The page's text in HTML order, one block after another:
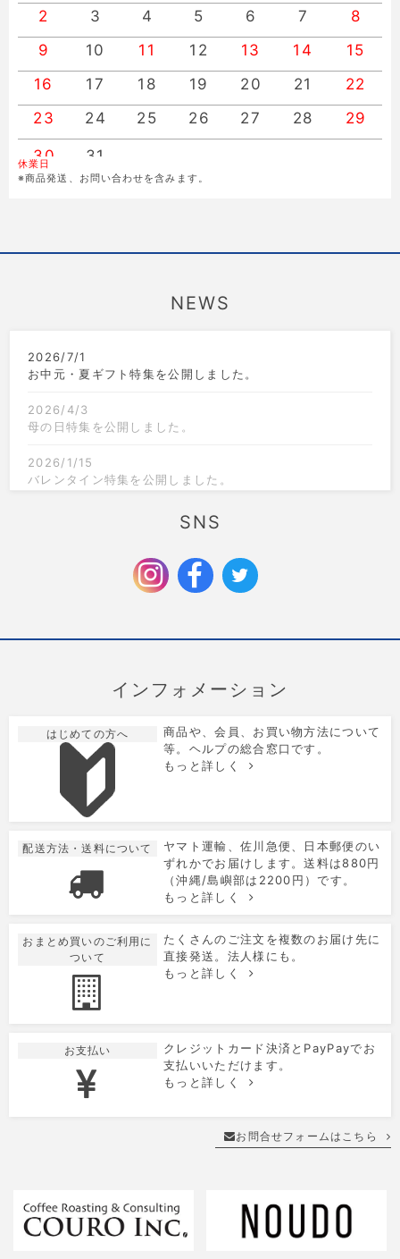
2
3 4 5 6 7
8
9
10 11 12 13 14
15
16
17 18 19 20 21
22
23
24 25 26 27 28 29
30 31
休業日
※商品発送、お問い合わせを含みます。
NEWS
2026/7/1
お中元・夏ギフト特集を公開しました。
2026/4/3
母の日特集を公開しました。
2026/1/15
バレンタイン特集を公開しました。
クリスマス限定のラッピングを追加しました。
お歳暮特集を公開しました。
SNS
インフォメーション
はじめての方へ
商品や、会員、お買い物方法について
等。ヘルプの総合窓口です。
もっと詳しく
配送方法・送料について
ヤマト運輸、佐川急便、日本郵便のい
ずれかでお届けします。送料は880円
（沖縄/島嶼部は2200円）です。
もっと詳しく
おまとめ買いのご利用に
ついて
たくさんのご注文を複数のお届け先に
直接発送。法人様にも。
もっと詳しく
お支払い
クレジットカード決済とPayPayでお
支払いいただけます。
もっと詳しく
お問合せフォームはこちら